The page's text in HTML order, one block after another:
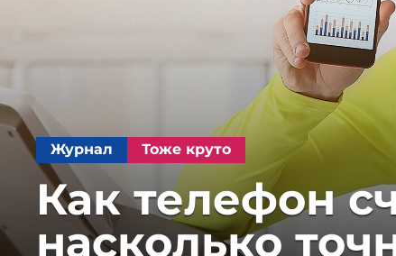
Журнал Тоже круто
Как телефон
насколько